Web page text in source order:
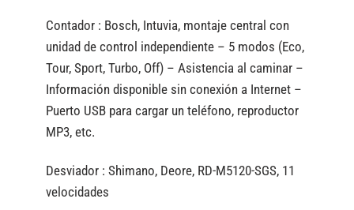
Contador : Bosch, Intuvia, montaje central con
unidad de control independiente – 5 modos (Eco,
Tour, Sport, Turbo, Off) – Asistencia al caminar –
Información disponible sin conexión a Internet –
Puerto USB para cargar un teléfono, reproductor
MP3, etc.
Desviador :Shimano, Deore, RD-M5120-SGS, 11
velocidades